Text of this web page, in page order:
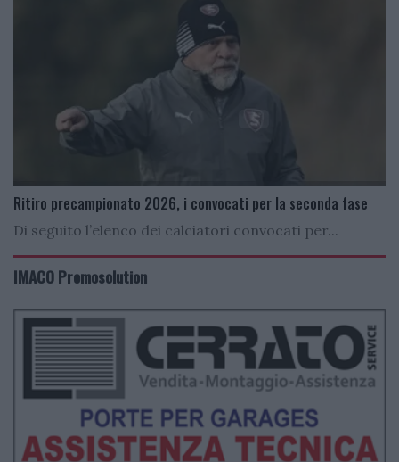
Ritiro precampionato 2026, i convocati per la seconda fase
Di seguito l’elenco dei calciatori convocati per...
IMACO Promosolution